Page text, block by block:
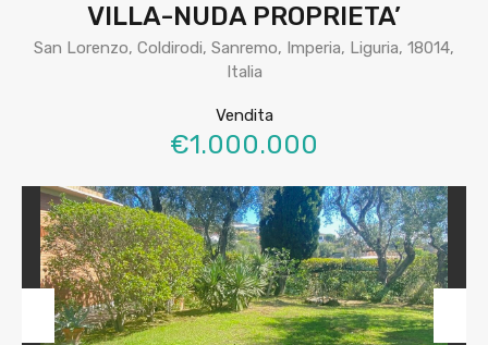
VILLA-NUDA PROPRIETA’
San Lorenzo, Coldirodi, Sanremo, Imperia, Liguria, 18014,
Italia
Vendita
€1.000.000